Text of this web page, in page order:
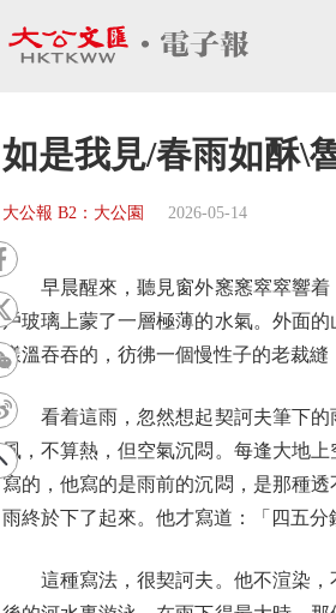
如是我見/春雨如酥\
大公報 B2：大公園 2026-05-14
早晨醒來，聽見窗外窸窸窣窣響着，
戶玻璃上蒙了一層極薄的水氣。外面
樣溫吞吞的，彷彿一個慢性子的老裁縫
看着這雨，忽然想起契訶夫筆下的雨
風，不算熱，但空氣沉悶。每逢大地
寫的，他寫的是雨前的沉悶，是那種
雨終於下了起來。他才寫道：「四五分
這種寫法，很契訶夫。他不渲染，